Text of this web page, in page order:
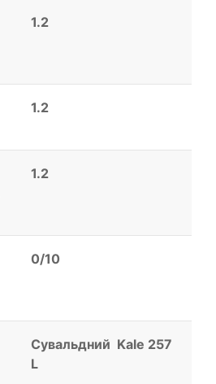
1.2
1.2
1.2
0/10
Сувальдний Kale 257
L